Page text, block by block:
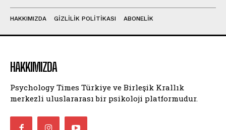
HAKKIMIZDA GIZLILIK POLITIKASI ABONELIK
HAKKIMIZDA
Psychology Times Türkiye ve Birleşik Krallık
merkezli uluslararası bir psikoloji platformudur.